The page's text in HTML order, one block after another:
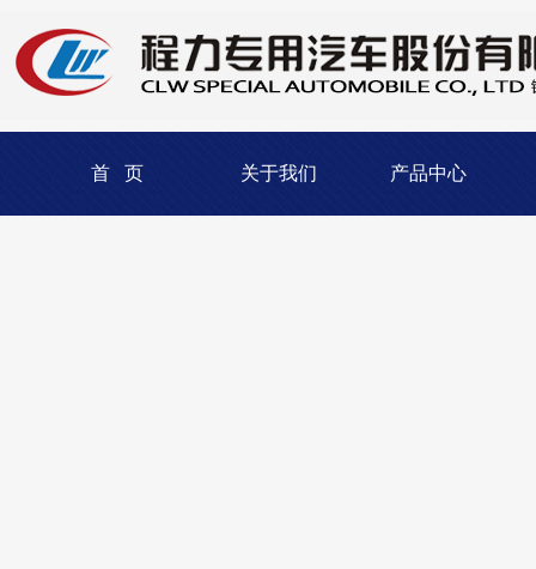
首 页 关于我们 产品中心